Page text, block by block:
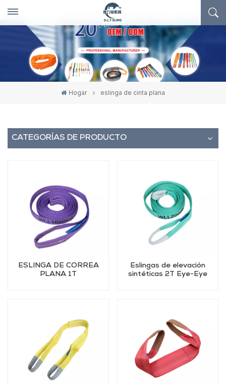
Hogar eslinga de cinta plana
CATEGORÍAS DE PRODUCTO
ESLINGA DE CORREA
PLANA 1T
Eslingas de elevación
sintéticas 2T Eye-Eye